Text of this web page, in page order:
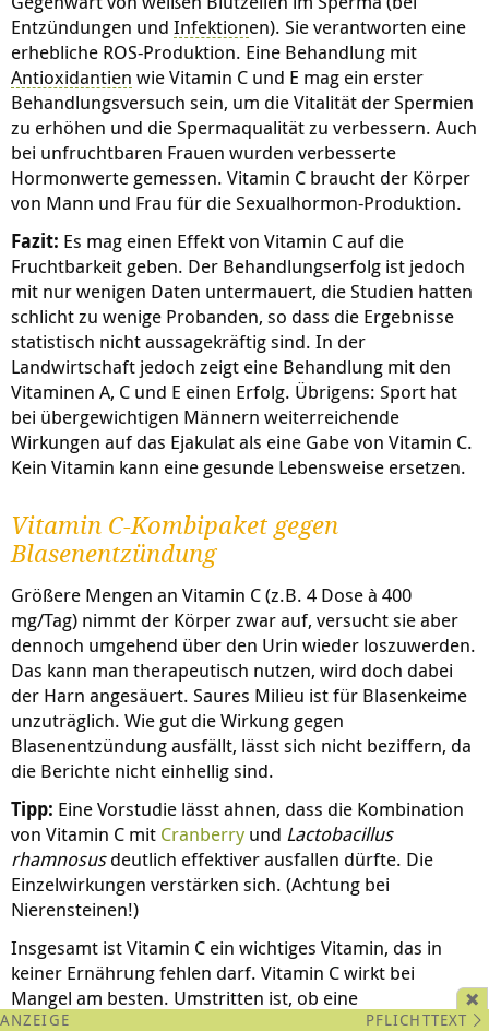
Entzündungen und Infektionen). Sie verantworten eine
erhebliche ROS-Produktion. Eine Behandlung mit
Antioxidantien wie Vitamin C und E mag ein erster
Behandlungsversuch sein, um die Vitalität der Spermien
zu erhöhen und die Spermaqualität zu verbessern. Auch
bei unfruchtbaren Frauen wurden verbesserte
Hormonwerte gemessen. Vitamin C braucht der Körper
von Mann und Frau für die Sexualhormon-Produktion.
Fazit: Es mag einen Effekt von Vitamin C auf die
Fruchtbarkeit geben. Der Behandlungserfolg ist jedoch
mit nur wenigen Daten untermauert, die Studien hatten
schlicht zu wenige Probanden, so dass die Ergebnisse
statistisch nicht aussagekräftig sind. In der
Landwirtschaft jedoch zeigt eine Behandlung mit den
Vitaminen A, C und E einen Erfolg. Übrigens: Sport hat
bei übergewichtigen Männern weiterreichende
Wirkungen auf das Ejakulat als eine Gabe von Vitamin C.
Kein Vitamin kann eine gesunde Lebensweise ersetzen.
Vitamin C-Kombipaket gegen
Blasenentzündung
Größere Mengen an Vitamin C (z.B. 4 Dose à 400
mg/Tag) nimmt der Körper zwar auf, versucht sie aber
dennoch umgehend über den Urin wieder loszuwerden.
Das kann man therapeutisch nutzen, wird doch dabei
der Harn angesäuert. Saures Milieu ist für Blasenkeime
unzuträglich. Wie gut die Wirkung gegen
Blasenentzündung ausfällt, lässt sich nicht beziffern, da
die Berichte nicht einhellig sind.
Tipp: Eine Vorstudie lässt ahnen, dass die Kombination
von Vitamin C mit Cranberry und Lactobacillus
rhamnosusdeutlich effektiver ausfallen dürfte. Die
Einzelwirkungen verstärken sich. (Achtung bei
Nierensteinen!)
Insgesamt ist Vitamin C ein wichtiges Vitamin, das in
keiner Ernährung fehlen darf. Vitamin C wirkt bei
Mangel am besten. Umstritten ist, ob eine
Hochdosistherapie mehr Nutzen als Schaden bewirkt.
PFLICHTTEXT